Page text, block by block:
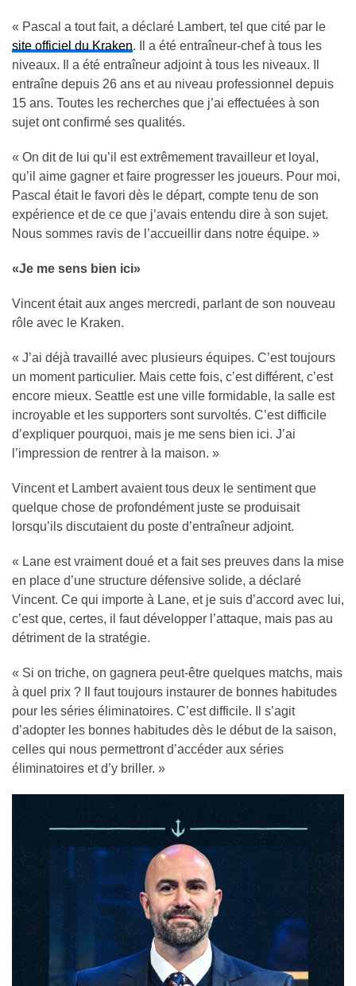
« Pascal a tout fait, a déclaré Lambert, tel que cité par le
site officiel du Kraken. Il a été entraîneur-chef à tous les
niveaux. Il a été entraîneur adjoint à tous les niveaux. Il
entraîne depuis 26 ans et au niveau professionnel depuis
15 ans. Toutes les recherches que j’ai effectuées à son
sujet ont confirmé ses qualités.
« On dit de lui qu’il est extrêmement travailleur et loyal,
qu’il aime gagner et faire progresser les joueurs. Pour moi,
Pascal était le favori dès le départ, compte tenu de son
expérience et de ce que j’avais entendu dire à son sujet.
Nous sommes ravis de l’accueillir dans notre équipe. »
«Je me sens bien ici»
Vincent était aux anges mercredi, parlant de son nouveau
rôle avec le Kraken.
« J’ai déjà travaillé avec plusieurs équipes. C’est toujours
un moment particulier. Mais cette fois, c’est différent, c’est
encore mieux. Seattle est une ville formidable, la salle est
incroyable et les supporters sont survoltés. C’est difficile
d’expliquer pourquoi, mais je me sens bien ici. J’ai
l’impression de rentrer à la maison. »
Vincent et Lambert avaient tous deux le sentiment que
quelque chose de profondément juste se produisait
lorsqu’ils discutaient du poste d’entraîneur adjoint.
« Lane est vraiment doué et a fait ses preuves dans la mise
en place d’une structure défensive solide, a déclaré
Vincent. Ce qui importe à Lane, et je suis d’accord avec lui,
c’est que, certes, il faut développer l’attaque, mais pas au
détriment de la stratégie.
« Si on triche, on gagnera peut-être quelques matchs, mais
à quel prix ? Il faut toujours instaurer de bonnes habitudes
pour les séries éliminatoires. C’est difficile. Il s’agit
d’adopter les bonnes habitudes dès le début de la saison,
celles qui nous permettront d’accéder aux séries
éliminatoires et d’y briller. »